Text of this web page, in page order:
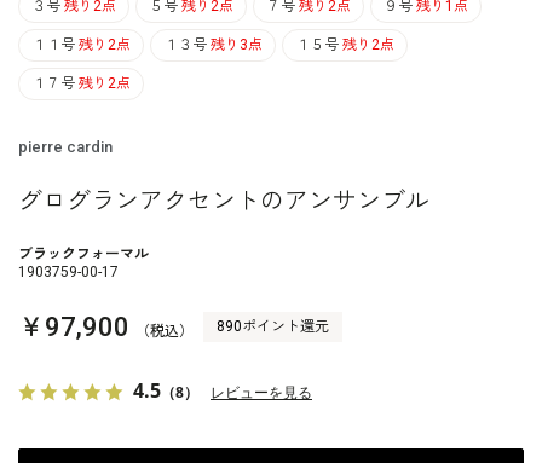
３号 残り2点 ５号 残り2点 ７号 残り2点 ９号 残り1点
１１号 残り2点 １３号 残り3点 １５号 残り2点
１７号 残り2点
pierre cardin
グログランアクセントのアンサンブル
ブラックフォーマル
1903759-00-17
￥97,900 （税込） 890ポイント還元
4.5 （8） レビューを見る